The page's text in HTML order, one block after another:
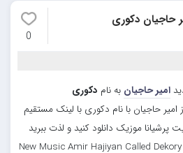
حاجیان دکوری
0
امیر حاجیان به نام دکوری
امیر حاجیان با نام دکوری با لینک مستقیم
پرشیانا موزیک دانلود کنید و لذت ببرید
New Music Amir Hajiyan Called